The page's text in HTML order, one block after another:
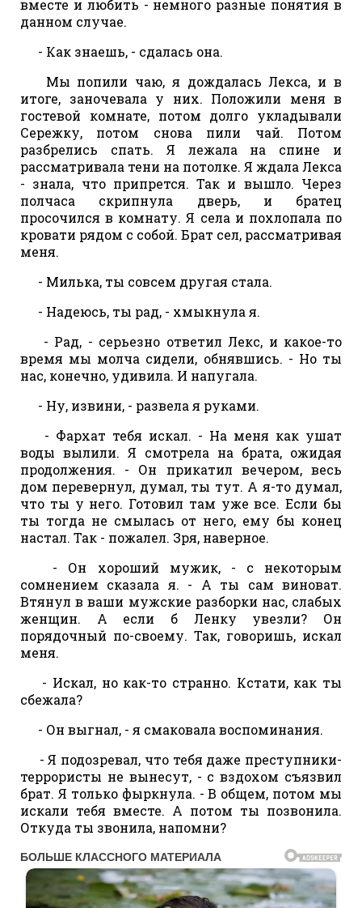
вместе и любить - немного разные понятия в
данном случае.
- Как знаешь, - сдалась она.
Мы попили чаю, я дождалась Лекса, и в
итоге, заночевала у них. Положили меня в
гостевой комнате, потом долго укладывали
Сережку, потом снова пили чай. Потом
разбрелись спать. Я лежала на спине и
рассматривала тени на потолке. Я ждала Лекса
- знала, что припрется. Так и вышло. Через
полчаса скрипнула дверь, и братец
просочился в комнату. Я села и похлопала по
кровати рядом с собой. Брат сел, рассматривая
меня.
- Милька, ты совсем другая стала.
- Надеюсь, ты рад, - хмыкнула я.
- Рад, - серьезно ответил Лекс, и какое-то
время мы молча сидели, обнявшись. - Но ты
нас, конечно, удивила. И напугала.
- Ну, извини, - развела я руками.
- Фархат тебя искал. - На меня как ушат
воды вылили. Я смотрела на брата, ожидая
продолжения. - Он прикатил вечером, весь
дом перевернул, думал, ты тут. А я-то думал,
что ты у него. Готовил там уже все. Если бы
ты тогда не смылась от него, ему бы конец
настал. Так - пожалел. Зря, наверное.
- Он хороший мужик, - с некоторым
сомнением сказала я. - А ты сам виноват.
Втянул в ваши мужские разборки нас, слабых
женщин. А если б Ленку увезли? Он
порядочный по-своему. Так, говоришь, искал
меня.
- Искал, но как-то странно. Кстати, как ты
сбежала?
- Он выгнал, - я смаковала воспоминания.
- Я подозревал, что тебя даже преступники-
террористы не вынесут, - с вздохом съязвил
брат. Я только фыркнула. - В общем, потом мы
искали тебя вместе. А потом ты позвонила.
Откуда ты звонила, напомни?